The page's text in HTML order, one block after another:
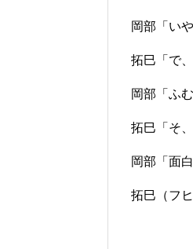
岡部「い
拓巳「で
岡部「ふ
拓巳「そ
岡部「面
拓巳（フ